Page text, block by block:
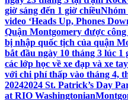
giờ sáng đến 1 giờ chiềuNhóm
video ‘Heads Up, Phones
Quận Montgomery được công
bị nhập quốc tịch của quận
bắt đầu ngày 10 tháng 3 lúc 1
các lớp học về xe đạp và xe
với chi phí thấp vào tháng 4,
20242024 St. Patrick’s Day
at RIO Washingtonian